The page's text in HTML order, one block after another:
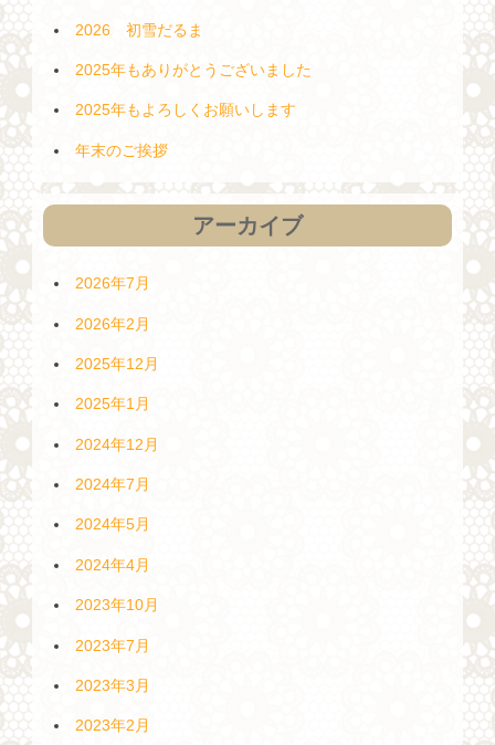
2026 初雪だるま
2025年もありがとうございました
2025年もよろしくお願いします
年末のご挨拶
アーカイブ
2026年7月
2026年2月
2025年12月
2025年1月
2024年12月
2024年7月
2024年5月
2024年4月
2023年10月
2023年7月
2023年3月
2023年2月